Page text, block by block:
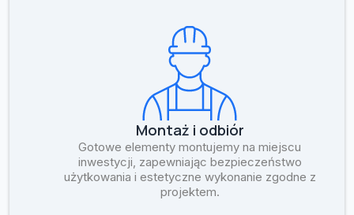
Montaż i odbiór
Gotowe elementy montujemy na miejscu
inwestycji, zapewniając bezpieczeństwo
użytkowania i estetyczne wykonanie zgodne z
projektem.